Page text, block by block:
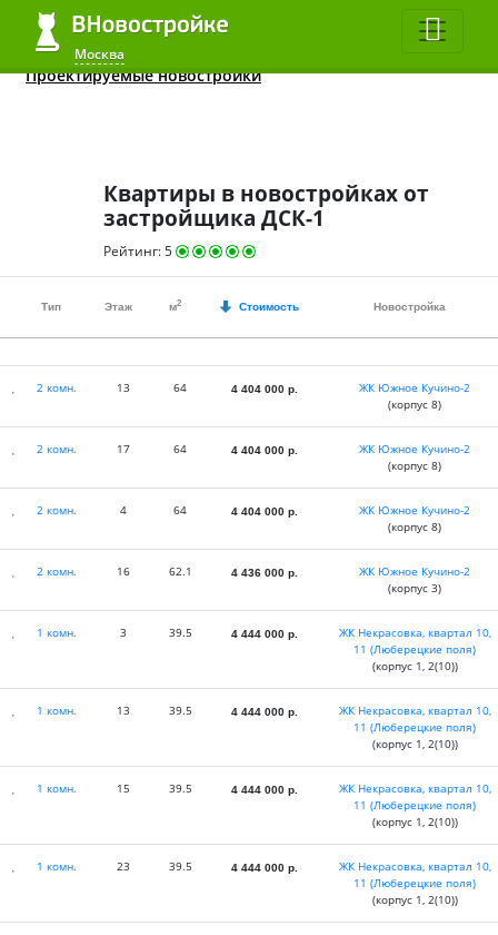
Москва
Москва
Квартиры до 2 млн.
Проектируемые новостройки
Квартиры в новостройках от
застройщика ДСК-1
Рейтинг:5
Тип Этаж м2 Стоимость Новостройка
2 комн. 13 64 4 404 000 р.
ЖК Южное Кучино-2
(корпус 8)
2 комн. 17 64 4 404 000 р.
ЖК Южное Кучино-2
(корпус 8)
2 комн. 4 64 4 404 000 р.
ЖК Южное Кучино-2
(корпус 8)
2 комн. 16 62.1 4 436 000 р.
ЖК Южное Кучино-2
(корпус 3)
1 комн. 3 39.5 4 444 000 р.
ЖК Некрасовка, квартал 10,
11 (Люберецкие поля)
(корпус 1, 2(10))
1 комн. 13 39.5 4 444 000 р.
ЖК Некрасовка, квартал 10,
11 (Люберецкие поля)
(корпус 1, 2(10))
1 комн. 15 39.5 4 444 000 р.
ЖК Некрасовка, квартал 10,
11 (Люберецкие поля)
(корпус 1, 2(10))
1 комн. 23 39.5 4 444 000 р.
ЖК Некрасовка, квартал 10,
11 (Люберецкие поля)
(корпус 1, 2(10))